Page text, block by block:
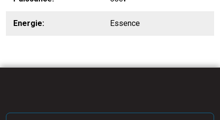
Energie Essence